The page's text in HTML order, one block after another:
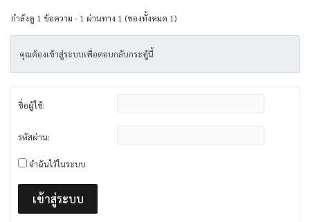
กำลังดู 1 ข้อความ - 1 ผ่านทาง 1 (ของทั้งหมด 1)
คุณต้องเข้าสู่ระบบเพื่อตอบกลับกระทู้นี้
ชื่อผู้ใช้:
รหัสผ่าน:
จำฉันไว้ในระบบ
เข้าสู่ระบบ